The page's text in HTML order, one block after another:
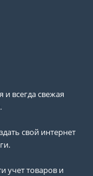
всегда свежая
свой интернет
учет товаров и